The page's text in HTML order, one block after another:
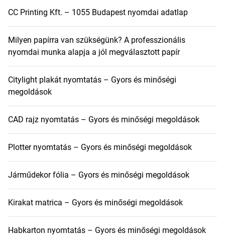
CC Printing Kft. – 1055 Budapest nyomdai adatlap
Milyen papírra van szükségünk? A professzionális
nyomdai munka alapja a jól megválasztott papír
Citylight plakát nyomtatás – Gyors és minőségi
megoldások
CAD rajz nyomtatás – Gyors és minőségi megoldások
Plotter nyomtatás – Gyors és minőségi megoldások
Járműdekor fólia – Gyors és minőségi megoldások
Kirakat matrica – Gyors és minőségi megoldások
Habkarton nyomtatás – Gyors és minőségi megoldások